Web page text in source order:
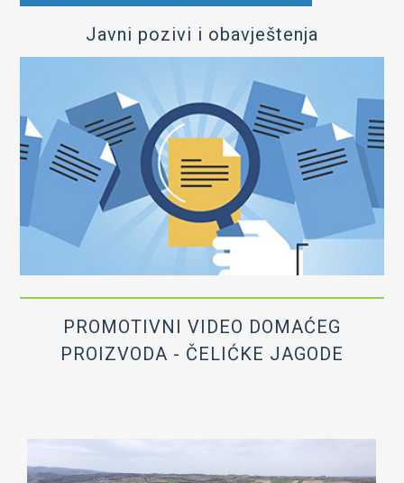
Javni pozivi i obavještenja
PROMOTIVNI VIDEO DOMAĆEG
PROIZVODA - ČELIĆKE JAGODE